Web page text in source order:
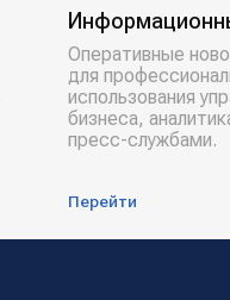
Оперативные
для
использования
бизнеса,
пресс-службами.
Перейти